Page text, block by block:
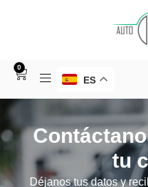
0
ES
tu
Déjanos tus datos y